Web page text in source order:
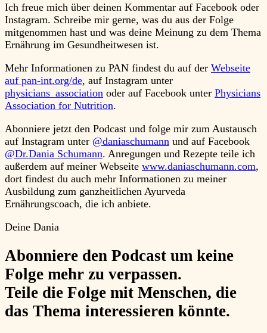
Ich freue mich über deinen Kommentar auf Facebook oder
Instagram. Schreibe mir gerne, was du aus der Folge
mitgenommen hast und was deine Meinung zu dem Thema
Ernährung im Gesundheitwesen ist.
Mehr Informationen zu PAN findest du auf der Webseite
auf pan-int.org/de, auf Instagram unter
physicians_association oder auf Facebook unter Physicians
Association for Nutrition.
Abonniere jetzt den Podcast und folge mir zum Austausch
auf Instagram unter @daniaschumann und auf Facebook
@Dr.Dania Schumann. Anregungen und Rezepte teile ich
außerdem auf meiner Webseite www.daniaschumann.com,
dort findest du auch mehr Informationen zu meiner
Ausbildung zum ganzheitlichen Ayurveda
Ernährungscoach, die ich anbiete.
Deine Dania
Abonniere den Podcast um keine
Folge mehr zu verpassen.
Teile die Folge mit Menschen, die
das Thema interessieren könnte.